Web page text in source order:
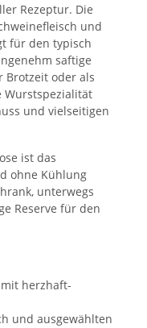
Rezeptur. Die
und
für den typisch
saftige
Brotzeit oder als
Wurstspezialität
und vielseitigen
ist das
ohne Kühlung
unterwegs
Reserve für den
herzhaft-
und ausgewählten